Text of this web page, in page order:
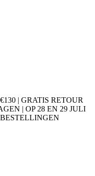
| GRATIS RETOUR
| OP 28 EN 29 JULI